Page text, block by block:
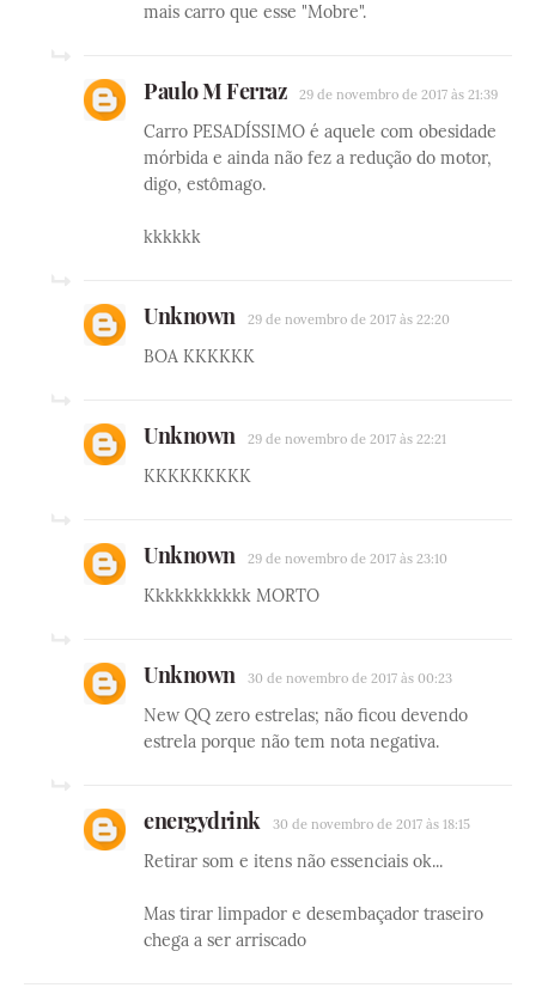
mais carro que esse "Mobre".
Paulo M Ferraz 29 de novembro de 2017 às 21:39
Carro PESADÍSSIMO é aquele com obesidade
mórbida e ainda não fez a redução do motor,
digo, estômago.
kkkkkk
Unknown 29 de novembro de 2017 às 22:20
BOA KKKKKK
Unknown 29 de novembro de 2017 às 22:21
KKKKKKKKK
Unknown 29 de novembro de 2017 às 23:10
Kkkkkkkkkkk MORTO
Unknown 30 de novembro de 2017 às 00:23
New QQ zero estrelas; não ficou devendo
estrela porque não tem nota negativa.
energydrink 30 de novembro de 2017 às 18:15
Retirar som e itens não essenciais ok...
Mas tirar limpador e desembaçador traseiro
chega a ser arriscado